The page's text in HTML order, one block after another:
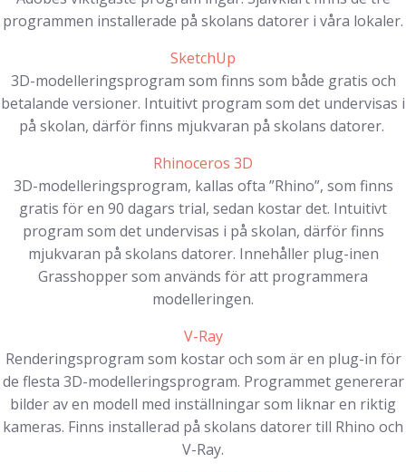
programmen installerade på skolans datorer i våra lokaler.
SketchUp
3D-modelleringsprogram som finns som både gratis och
betalande versioner. Intuitivt program som det undervisas i
på skolan, därför finns mjukvaran på skolans datorer.
Rhinoceros 3D
3D-modelleringsprogram, kallas ofta ”Rhino”, som finns
gratis för en 90 dagars trial, sedan kostar det. Intuitivt
program som det undervisas i på skolan, därför finns
mjukvaran på skolans datorer. Innehåller plug-inen
Grasshopper som används för att programmera
modelleringen.
V-Ray
Renderingsprogram som kostar och som är en plug-in för
de flesta 3D-modelleringsprogram. Programmet genererar
bilder av en modell med inställningar som liknar en riktig
kameras. Finns installerad på skolans datorer till Rhino och
V-Ray.